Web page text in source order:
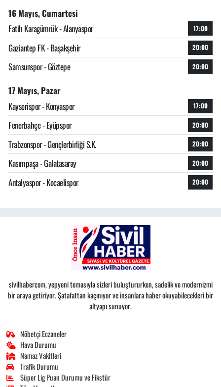
16 Mayıs, Cumartesi
Fatih Karagümrük - Alanyaspor
17:00
Gaziantep FK - Başakşehir 20:00
Samsunspor - Göztepe 20:00
17 Mayıs, Pazar
Kayserispor - Konyaspor
17:00
Fenerbahçe - Eyüpspor 20:00
Trabzonspor - Gençlerbirliği S.K. 20:00
Kasımpaşa - Galatasaray 20:00
Antalyaspor - Kocaelispor 20:00
sivilhabercom, yepyeni temasıyla sizleri buluştururken, sadelik ve modernizmi
bir araya getiriyor. Şatafattan kaçınıyor ve insanlara haber okuyabilecekleri bir
altyapı sunuyor.
Nöbetçi Eczaneler
Hava Durumu
Namaz Vakitleri
Trafik Durumu
Süper Lig Puan Durumu ve Fikstür